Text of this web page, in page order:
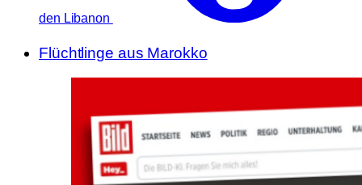
den Libanon
Flüchtlinge aus Marokko